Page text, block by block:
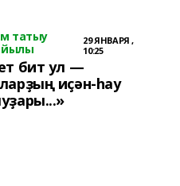
татыу
йылы
29 ЯНВАРЯ ,
10:25
бит ул —
иҫән-һау